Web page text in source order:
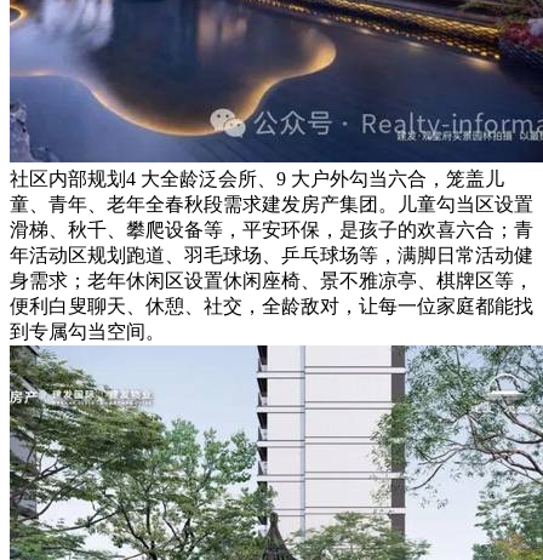
社区内部规划4 大全龄泛会所、9 大户外勾当六合，笼盖儿
童、青年、老年全春秋段需求建发房产集团。儿童勾当区设置
滑梯、秋千、攀爬设备等，平安环保，是孩子的欢喜六合；青
年活动区规划跑道、羽毛球场、乒乓球场等，满脚日常活动健
身需求；老年休闲区设置休闲座椅、景不雅凉亭、棋牌区等，
便利白叟聊天、休憩、社交，全龄敌对，让每一位家庭都能找
到专属勾当空间。